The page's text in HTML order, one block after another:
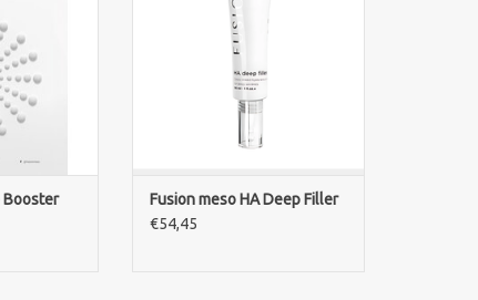
feiner
der
Booster
wie es in Hautfüllern verwendet
wird. Hilft, in wenigen
Anwendungen das Aussehen
tiefer Falten zu reduzieren.
Morgens und abends auftragen.
ZUM WARENKORB HINZUFÜGEN
Fusion meso HA Deep Filler
€54,45